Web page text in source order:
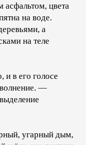
цвета
на воде.
а
на теле
в его голосе
—
угарный дым,